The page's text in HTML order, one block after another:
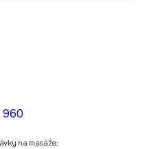
960
na masáže: